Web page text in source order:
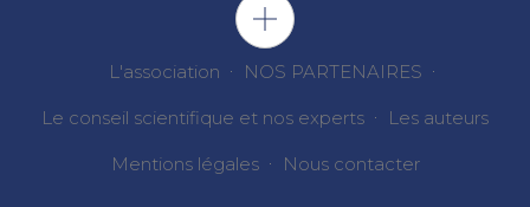
L'association NOS PARTENAIRES
Le conseil scientifique et nos experts Les auteurs
Mentions légales Nous contacter